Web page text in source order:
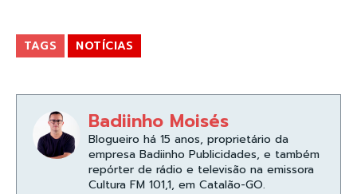
TAGS NOTÍCIAS
Badiinho Moisés
Blogueiro há 15 anos, proprietário da
empresa Badiinho Publicidades, e também
repórter de rádio e televisão na emissora
Cultura FM 101,1, em Catalão-GO.